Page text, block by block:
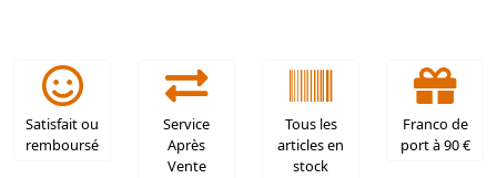
Satisfait ou
remboursé
Service
Après
Vente
Tous les
articles en
stock
Franco de
port à 90 €